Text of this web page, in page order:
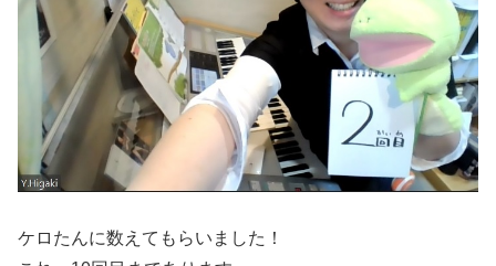
ケロたんに数えてもらいました！